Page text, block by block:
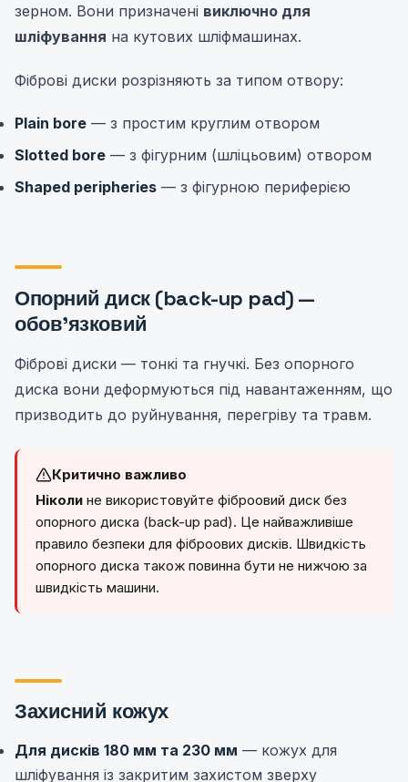
зерном. Вони призначені виключно для
шліфування на кутових шліфмашинах.
Фіброві диски розрізняють за типом отвору:
Plain bore — з простим круглим отвором
Slotted bore — з фігурним (шліцьовим) отвором
Shaped peripheries — з фігурною периферією
Опорний диск (back-up pad) —
обов'язковий
Фіброві диски — тонкі та гнучкі. Без опорного
диска вони деформуються під навантаженням, що
призводить до руйнування, перегріву та травм.
Критично важливо
Ніколи не використовуйте фіброовий диск без
опорного диска (back-up pad). Це найважливіше
правило безпеки для фіброових дисків. Швидкість
опорного диска також повинна бути не нижчою за
швидкість машини.
Захисний кожух
Для дисків 180 мм та 230 мм — кожух для
шліфування із закритим захистом зверху